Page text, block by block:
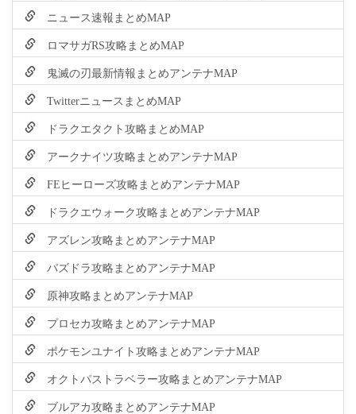
ニュース速報まとめMAP
ロマサガRS攻略まとめMAP
鬼滅の刃最新情報まとめアンテナMAP
TwitterニュースまとめMAP
ドラクエタクト攻略まとめMAP
アークナイツ攻略まとめアンテナMAP
FEヒーローズ攻略まとめアンテナMAP
ドラクエウォーク攻略まとめアンテナMAP
アズレン攻略まとめアンテナMAP
パズドラ攻略まとめアンテナMAP
原神攻略まとめアンテナMAP
プロセカ攻略まとめアンテナMAP
ポケモンユナイト攻略まとめアンテナMAP
オクトパストラベラー攻略まとめアンテナMAP
ブルアカ攻略まとめアンテナMAP